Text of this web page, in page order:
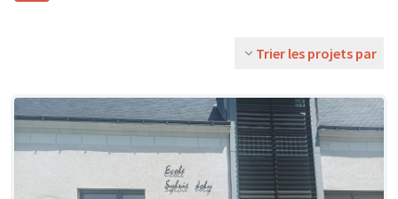
Trier les projets par